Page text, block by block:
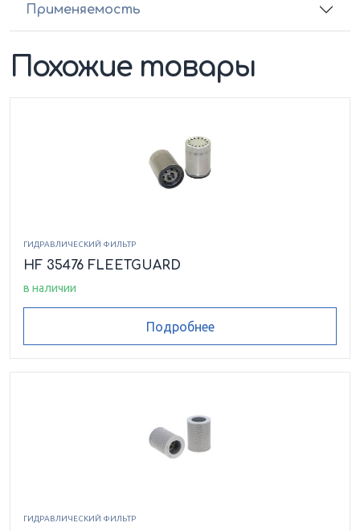
Применяемость
Похожие товары
ГИДРАВЛИЧЕСКИЙ ФИЛЬТР
HF 35476 FLEETGUARD
в наличии
Подробнее
ГИДРАВЛИЧЕСКИЙ ФИЛЬТР